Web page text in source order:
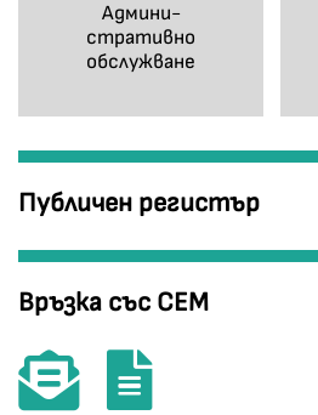
Админи-
стративно
обслужване
Публичен регистър
Връзка със СЕМ